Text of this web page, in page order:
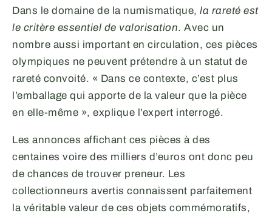
Dans le domaine de la numismatique, la rareté est
le critère essentiel de valorisation. Avec un
nombre aussi important en circulation, ces pièces
olympiques ne peuvent prétendre à un statut de
rareté convoité. « Dans ce contexte, c’est plus
l’emballage qui apporte de la valeur que la pièce
en elle-même », explique l’expert interrogé.
Les annonces affichant ces pièces à des
centaines voire des milliers d’euros ont donc peu
de chances de trouver preneur. Les
collectionneurs avertis connaissent parfaitement
la véritable valeur de ces objets commémoratifs,